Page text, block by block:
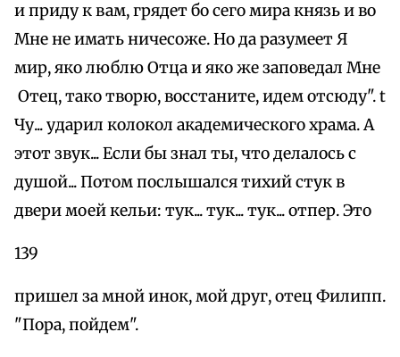
и приду к вам, грядет бо сего мира князь и во
Мне не имать ничесоже. Но да разумеет Я
мир, яко люблю Отца и яко же заповедал Мне
Отец, тако творю, восстаните, идем отсюду". t
Чу... ударил колокол академического храма. А
этот звук... Если бы знал ты, что делалось с
душой... Потом послышался тихий стук в
двери моей кельи: тук... тук... тук... отпер. Это
139
пришел за мной инок, мой друг, отец Филипп.
"Пора, пойдем".